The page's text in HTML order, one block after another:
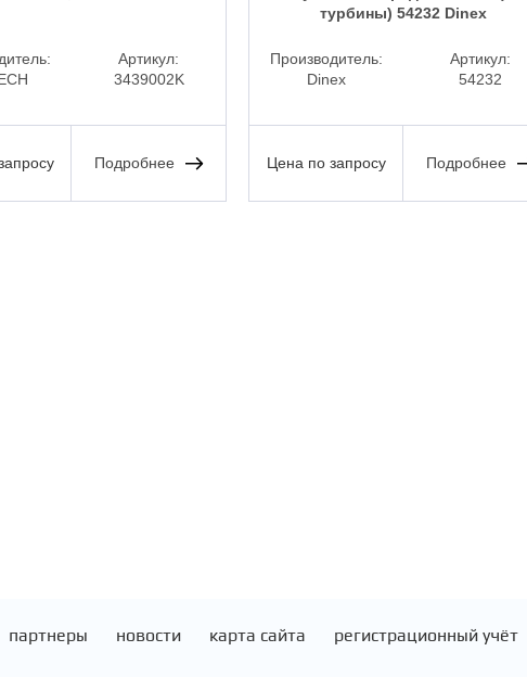
Артикул:
3439002K
Подробнее
турбины) 54232 Dinex
Производитель:
Dinex
Артикул:
54232
Цена по запросу Подробнее
партнеры новости карта сайта регистрационный учёт